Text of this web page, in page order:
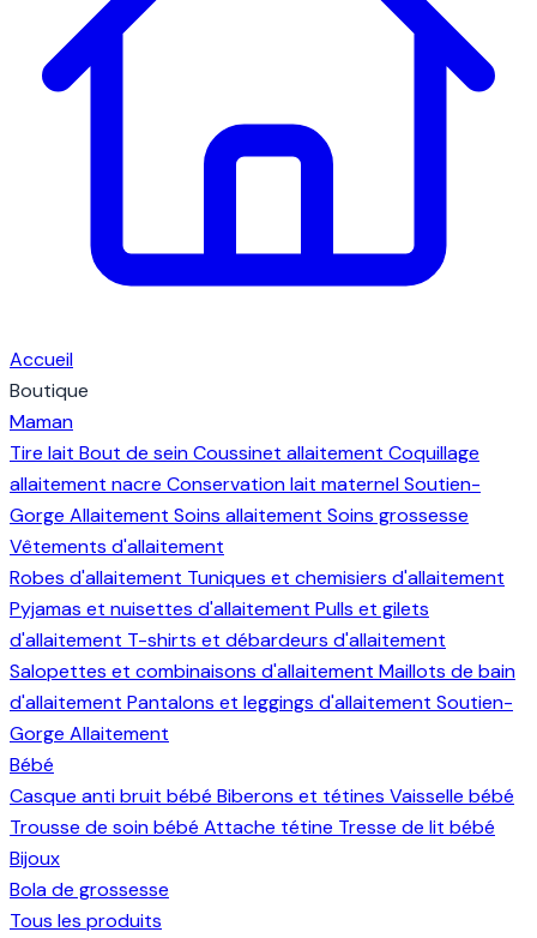
Accueil
Boutique
Maman
Tire lait Bout de seinCoussinet allaitement Coquillage
allaitement nacre Conservation lait maternelSoutien-
Gorge Allaitement Soins allaitement Soins grossesse
Vêtements d'allaitement
Robes d'allaitement Tuniques et chemisiers d'allaitement
Pyjamas et nuisettes d'allaitement Pulls et gilets
d'allaitement T-shirts et débardeurs d'allaitement
Salopettes et combinaisons d'allaitement Maillots de bain
d'allaitement Pantalons et leggings d'allaitement Soutien-
Gorge Allaitement
Bébé
Casque anti bruit bébé Biberons et tétines Vaisselle bébé
Trousse de soin bébé Attache tétine Tresse de lit bébé
Bijoux
Bola de grossesse
Tous les produits